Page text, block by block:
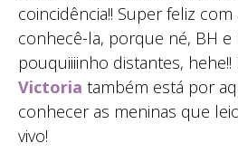
coincidência!! Super feliz
conhecê-la, porque né, BH e
pouquiiiinho distantes,
Victoria também está por
conhecer as meninas que
vivo!